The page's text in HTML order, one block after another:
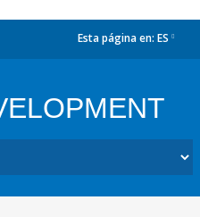
Esta página en: ES